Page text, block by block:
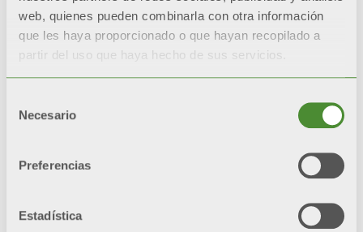
web, quienes pueden combinarla con otra información
que les haya proporcionado o que hayan recopilado a
partir del uso que haya hecho de sus servicios.
Necesario
Preferencias
Estadística
reduce la necesidad de
mantenimiento, con
consiguiente ahorro de
costos.
garantizados durante 20